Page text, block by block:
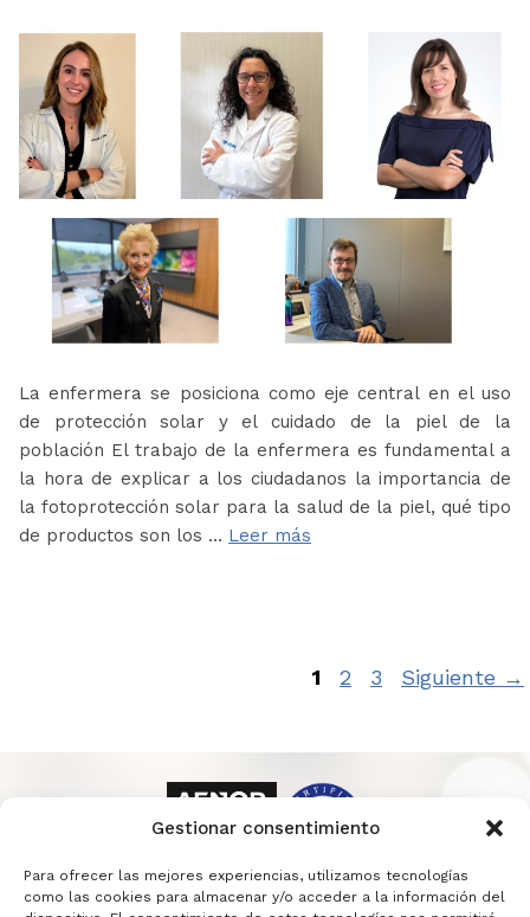
Gestionar consentimiento
Para ofrecer las mejores experiencias, utilizamos tecnologías
como las cookies para almacenar y/o acceder a la información del
La enfermera se posiciona como eje central en el uso
de protección solar y el cuidado de la piel de la
población El trabajo de la enfermera es fundamental a
la hora de explicar a los ciudadanos la importancia de
la fotoprotección solar para la salud de la piel, qué tipo
de productos son los … Leer más
Página
1 Página
2 Página
3 Siguiente →